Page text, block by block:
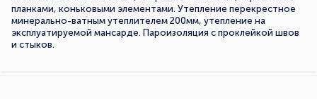
планками, коньковыми элементами. Утепление перекрестное
минерально-ватным утеплителем 200мм, утепление на
эксплуатируемой мансарде. Пароизоляция с проклейкой швов
и стыков.